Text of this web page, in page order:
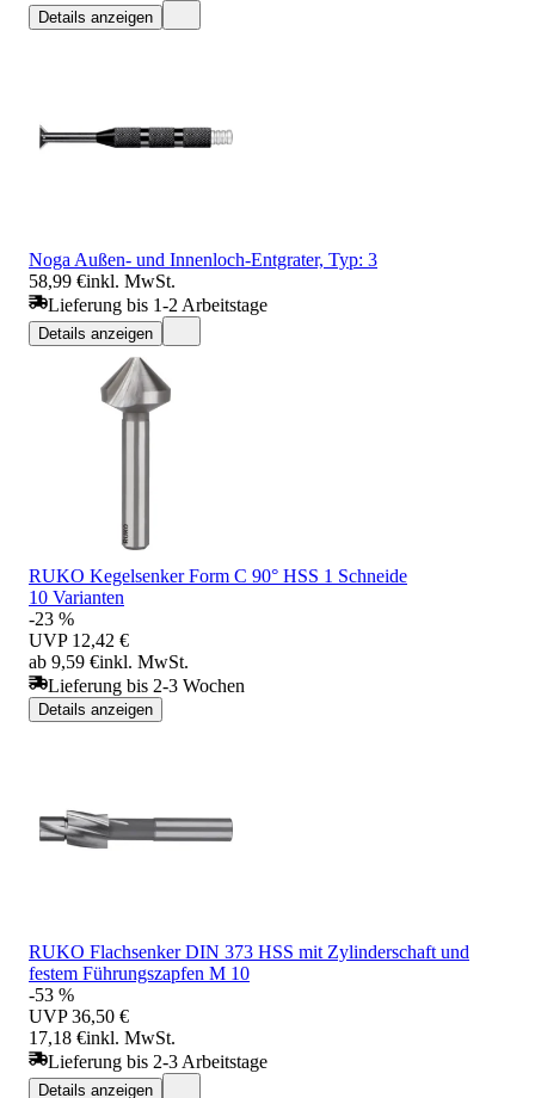
Details anzeigen
Noga Außen- und Innenloch-Entgrater, Typ: 3
58,99 €inkl. MwSt.
Lieferung bis 1-2 Arbeitstage
Details anzeigen
RUKO Kegelsenker Form C 90° HSS 1 Schneide
10 Varianten
-23 %
UVP 12,42 €
ab 9,59 €inkl. MwSt.
Lieferung bis 2-3 Wochen
Details anzeigen
RUKO Flachsenker DIN 373 HSS mit Zylinderschaft und
festem Führungszapfen M 10
-53 %
UVP 36,50 €
17,18 €inkl. MwSt.
Lieferung bis 2-3 Arbeitstage
Details anzeigen